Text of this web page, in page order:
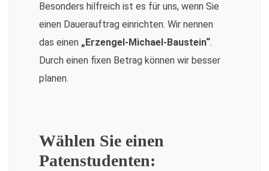
Besonders hilfreich ist es für uns, wenn Sie
einen Dauerauftrag einrichten. Wir nennen
das einen „Erzengel-Michael-Baustein“.
Durch einen fixen Betrag können wir besser
planen.
Wählen Sie einen
Patenstudenten: